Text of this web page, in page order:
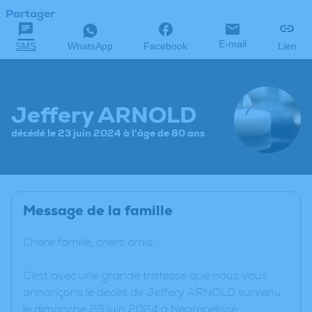
Partager
SMS WhatsApp Facebook E-mail Lien
Jeffery ARNOLD
décédé le 23 juin 2024 à l'âge de 80 ans
Message de la famille
Chère famille, chers amis,
C’est avec une grande tristesse que nous vous
annonçons le décès de Jeffery ARNOLD survenu
le dimanche 23 juin 2024 à Nègrepelisse.